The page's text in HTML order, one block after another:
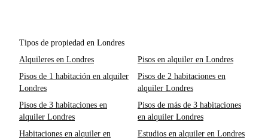
Tipos de propiedad en Londres
Alquileres en Londres
Pisos en alquiler en Londres
Pisos de 1 habitación en alquiler
Londres
Pisos de 2 habitaciones en
alquiler Londres
Pisos de 3 habitaciones en
alquiler Londres
Pisos de más de 3 habitaciones
en alquiler Londres
Habitaciones en alquiler en
Estudios en alquiler en Londres